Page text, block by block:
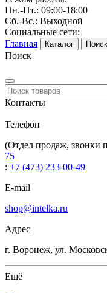
Пн.-Пт.: 09:00-18:00
Сб.-Вс.: Выходной
Социальные сети:
Главная
Каталог Поиск
Поиск
Контакты
Телефон
(Отдел продаж, звонки
75
: +7 (473) 233-00-49
E-mail
shop@intelka.ru
Адрес
г. Воронеж, ул.
Ещё